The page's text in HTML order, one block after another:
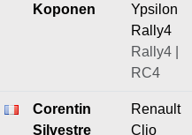
Koponen
Ypsilon
Rally4
Rally4 |
RC4
Corentin
Silvestre
Renault
Clio